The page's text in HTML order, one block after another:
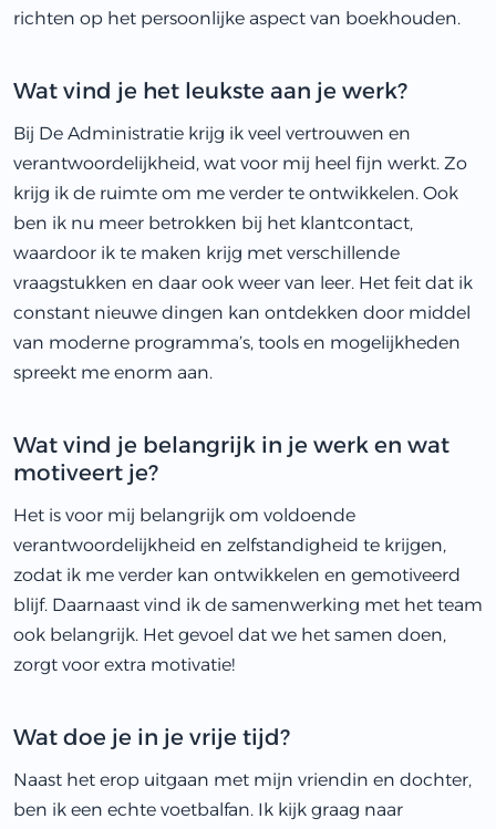
richten op het persoonlijke aspect van boekhouden.
Wat vind je het leukste aan je werk?
Bij De Administratie krijg ik veel vertrouwen en
verantwoordelijkheid, wat voor mij heel fijn werkt. Zo
krijg ik de ruimte om me verder te ontwikkelen. Ook
ben ik nu meer betrokken bij het klantcontact,
waardoor ik te maken krijg met verschillende
vraagstukken en daar ook weer van leer. Het feit dat ik
constant nieuwe dingen kan ontdekken door middel
van moderne programma’s, tools en mogelijkheden
spreekt me enorm aan.
Wat vind je belangrijk in je werk en wat
motiveert je?
Het is voor mij belangrijk om voldoende
verantwoordelijkheid en zelfstandigheid te krijgen,
zodat ik me verder kan ontwikkelen en gemotiveerd
blijf. Daarnaast vind ik de samenwerking met het team
ook belangrijk. Het gevoel dat we het samen doen,
zorgt voor extra motivatie!
Wat doe je in je vrije tijd?
Naast het erop uitgaan met mijn vriendin en dochter,
ben ik een echte voetbalfan. Ik kijk graag naar